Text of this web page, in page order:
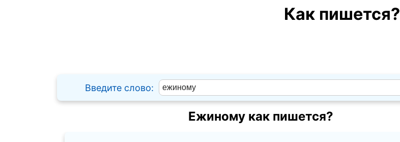
Как пишется?
Введите слово:
Ежиному как пишется?